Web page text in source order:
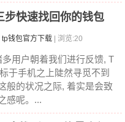
快速找回你的钱包
tp钱包官方下载 | 浏览:20
用户朝着我们进行反馈, T
于手机之上陡然寻觅不到
般的状况之际, 着实是会致
感呢。...